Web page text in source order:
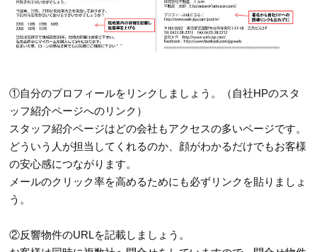
①自分のプロフィールをリンクしましょう。（自社HPのスタ
ッフ紹介ページへのリンク）
スタッフ紹介ページはどの会社もアクセスの多いページです。
どういう人が担当してくれるのか、顔がわかるだけでもお客様
の安心感につながります。
メールのクリック率を高めるためにも必ずリンクを貼りましょ
う。
②反響物件のURLを記載しましょう。